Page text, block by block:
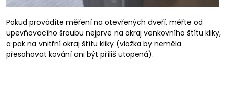
Pokud provádíte měření na otevřených dveří, měřte od
upevňovacího šroubu nejprve na okraj venkovního štítu kliky,
a pak na vnitřní okraj štítu kliky (vložka by neměla
přesahovat kování ani být příliš utopená).